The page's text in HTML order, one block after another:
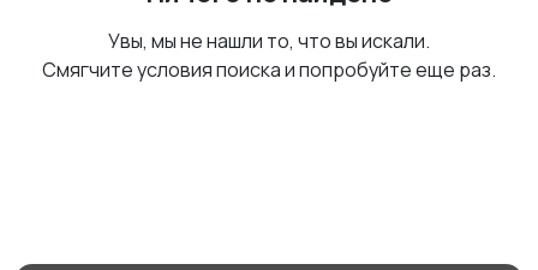
Увы, мы не нашли то, что вы искали.
Смягчите условия поиска и попробуйте еще раз.